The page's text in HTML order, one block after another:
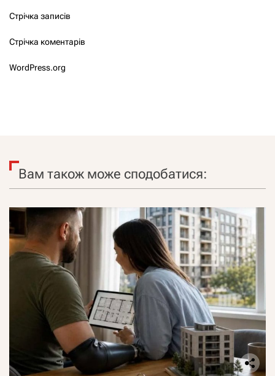
Стрічка записів
Стрічка коментарів
WordPress.org
Вам також може сподобатися: